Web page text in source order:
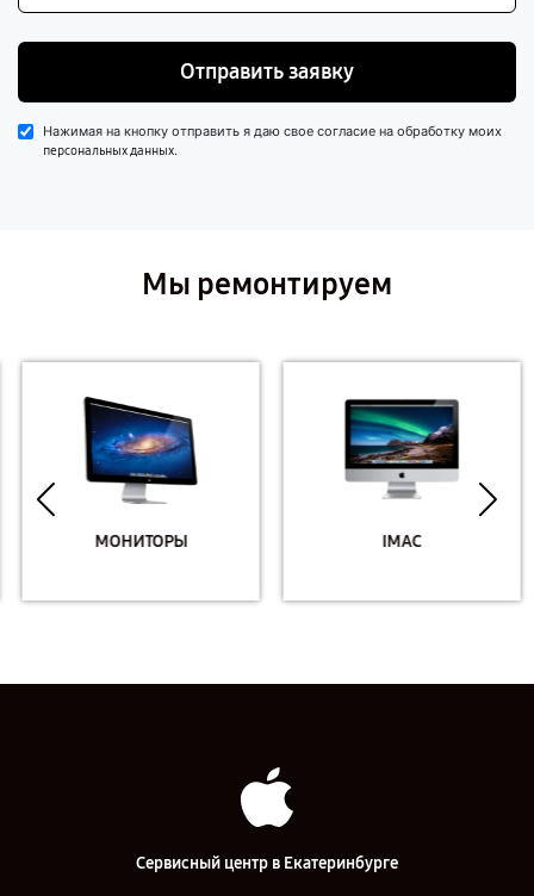
Отправить заявку
Нажимая на кнопку отправить я даю свое согласие на обработку моих
персональных данных.
Мы ремонтируем
МОНИТОРЫ IMAC
Сервисный центр в Екатеринбурге